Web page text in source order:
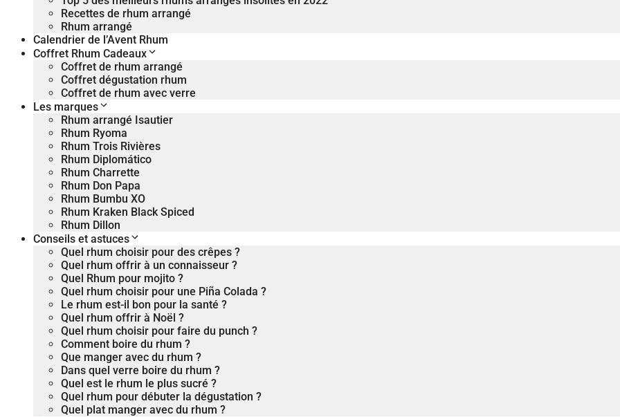
Recettes de rhum arrangé
Rhum arrangé
Calendrier de l’Avent Rhum
Coffret Rhum Cadeaux
Coffret de rhum arrangé
Coffret dégustation rhum
Coffret de rhum avec verre
Les marques
Rhum arrangé Isautier
Rhum Ryoma
Rhum Trois Rivières
Rhum Diplomático
Rhum Charrette
Rhum Don Papa
Rhum Bumbu XO
Rhum Kraken Black Spiced
Rhum Dillon
Conseils et astuces
Quel rhum choisir pour des crêpes ?
Quel rhum offrir à un connaisseur ?
Quel Rhum pour mojito ?
Quel rhum choisir pour une Piña Colada ?
Le rhum est-il bon pour la santé ?
Quel rhum offrir à Noël ?
Quel rhum choisir pour faire du punch ?
Comment boire du rhum ?
Que manger avec du rhum ?
Dans quel verre boire du rhum ?
Quel est le rhum le plus sucré ?
Quel rhum pour débuter la dégustation ?
Quel plat manger avec du rhum ?